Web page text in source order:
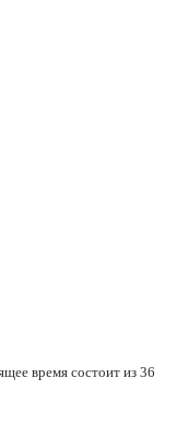
время состоит из 36